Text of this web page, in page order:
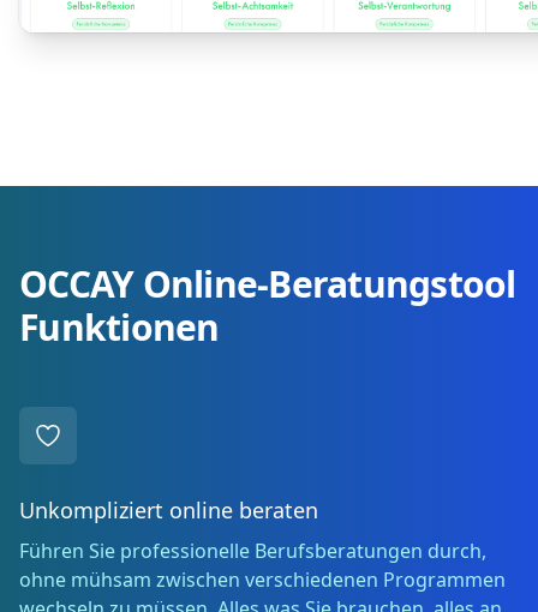
OCCAY Online-Beratungstool
Funktionen
Unkompliziert online beraten
Führen Sie professionelle Berufsberatungen durch,
ohne mühsam zwischen verschiedenen Programmen